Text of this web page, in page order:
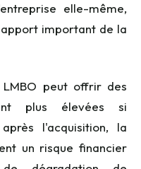
elle-même,
important de la
peut offrir des
plus élevées si
l'acquisition, la
un risque financier